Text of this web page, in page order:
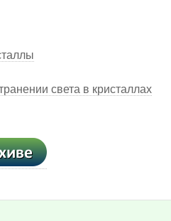
света в кристаллах